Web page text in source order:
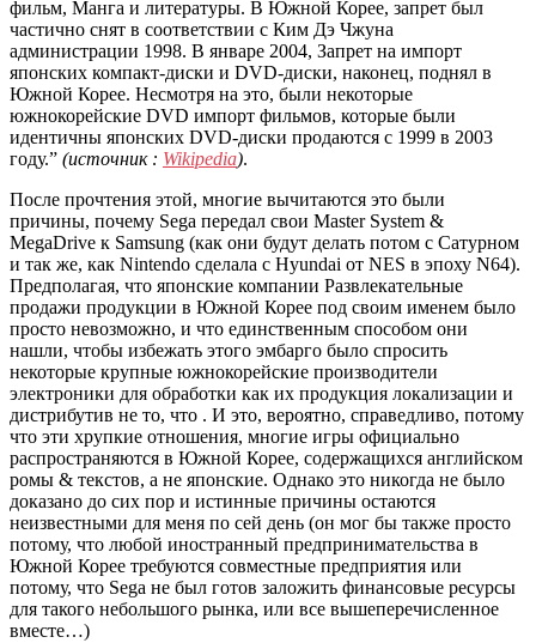
фильм, Манга и литературы. В Южной Корее, запрет был
частично снят в соответствии с Ким Дэ Чжуна
администрации 1998. В январе 2004, Запрет на импорт
японских компакт-диски и DVD-диски, наконец, поднял в
Южной Корее. Несмотря на это, были некоторые
южнокорейские DVD импорт фильмов, которые были
идентичны японских DVD-диски продаются с 1999 в 2003
году.” (источник : Wikipedia).
После прочтения этой, многие вычитаются это были
причины, почему Sega передал свои Master System &
MegaDrive к Samsung (как они будут делать потом с Сатурном
и так же, как Nintendo сделала с Hyundai от NES в эпоху N64).
Предполагая, что японские компании Развлекательные
продажи продукции в Южной Корее под своим именем было
просто невозможно, и что единственным способом они
нашли, чтобы избежать этого эмбарго было спросить
некоторые крупные южнокорейские производители
электроники для обработки как их продукция локализации и
дистрибутив не то, что . И это, вероятно, справедливо, потому
что эти хрупкие отношения, многие игры официально
распространяются в Южной Корее, содержащихся английском
ромы & текстов, а не японские. Однако это никогда не было
доказано до сих пор и истинные причины остаются
неизвестными для меня по сей день (он мог бы также просто
потому, что любой иностранный предпринимательства в
Южной Корее требуются совместные предприятия или
потому, что Sega не был готов заложить финансовые ресурсы
для такого небольшого рынка, или все вышеперечисленное
вместе…)